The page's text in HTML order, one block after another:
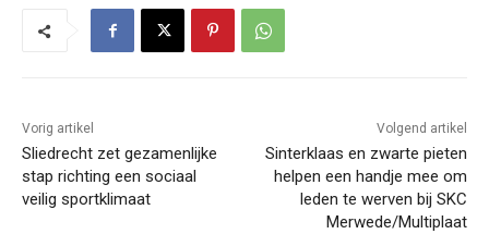
Vorig artikel
Sliedrecht zet gezamenlijke
stap richting een sociaal
veilig sportklimaat
Volgend artikel
Sinterklaas en zwarte pieten
helpen een handje mee om
leden te werven bij SKC
Merwede/Multiplaat